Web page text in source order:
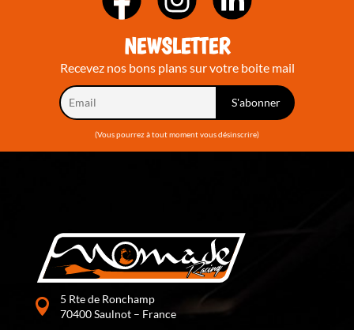
NEWSLETTER
Recevez nos bons plans sur votre boite mail
(Vous pourrez à tout moment vous désinscrire)
5 Rte de Ronchamp
70400 Saulnot – France